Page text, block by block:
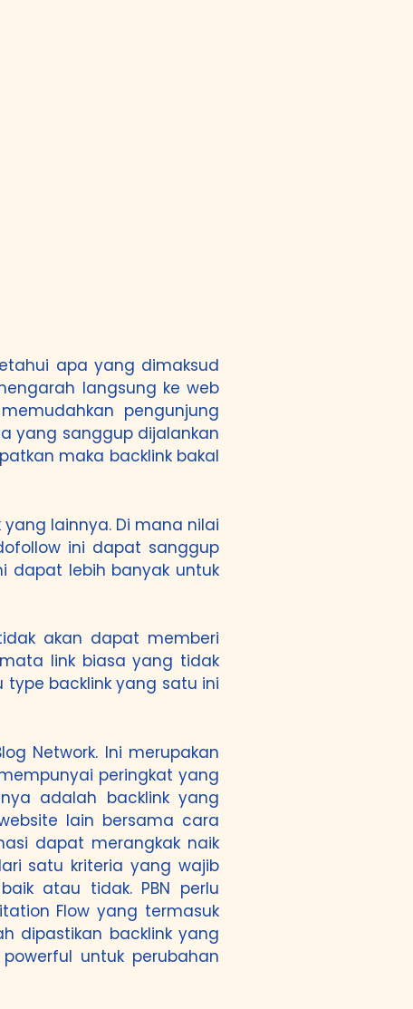
apa yang dimaksud
langsung ke web
pengunjung
yang sanggup dijalankan
maka backlink bakal
lainnya. Di mana nilai
ini dapat sanggup
dapat lebih banyak untuk
akan dapat memberi
link biasa yang tidak
backlink yang satu ini
Network. Ini merupakan
peringkat yang
adalah backlink yang
lain bersama cara
dapat merangkak naik
satu kriteria yang wajib
atau tidak. PBN perlu
Flow yang termasuk
dipastikan backlink yang
untuk perubahan